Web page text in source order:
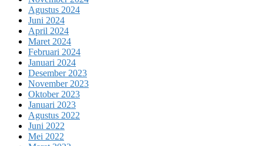
Agustus 2024
Juni 2024
April 2024
Maret 2024
Februari 2024
Januari 2024
Desember 2023
November 2023
Oktober 2023
Januari 2023
Agustus 2022
Juni 2022
Mei 2022